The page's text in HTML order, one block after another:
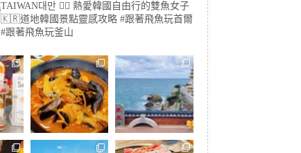
TAIWAN대만 🏳️‍🌈 熱愛韓國自由行的雙魚女子
🇰🇷道地韓國景點靈感攻略 #跟著飛魚玩首爾
#跟著飛魚玩釜山